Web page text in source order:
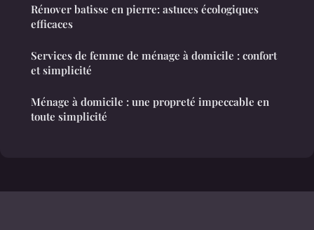
Rénover batisse en pierre: astuces écologiques
efficaces
Services de femme de ménage à domicile : confort
et simplicité
Ménage à domicile : une propreté impeccable en
toute simplicité